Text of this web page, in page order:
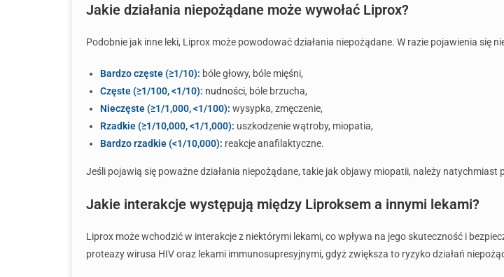
Jakie działania niepożądane może wywołać Liprox?
Podobnie jak inne leki, Liprox może powodować działania niepożądane. W razie pojawienia się
Bardzo częste (≥1/10): bóle głowy, bóle mięśni,
Częste (≥1/100, <1/10): nudności, bóle brzucha,
Nieczęste (≥1/1,000, <1/100): wysypka, zmęczenie,
Rzadkie (≥1/10,000, <1/1,000): uszkodzenie wątroby, miopatia,
Bardzo rzadkie (<1/10,000): reakcje anafilaktyczne.
Jeśli pojawią się poważne działania niepożądane, takie jak objawy miopatii, należy natychmiast
Jakie interakcje występują między Liproksem a innymi lekami?
Liprox może wchodzić w interakcje z niektórymi lekami, co wpływa na jego skuteczność i
proteazy wirusa HIV oraz lekami immunosupresyjnymi, gdyż zwiększa to ryzyko działań